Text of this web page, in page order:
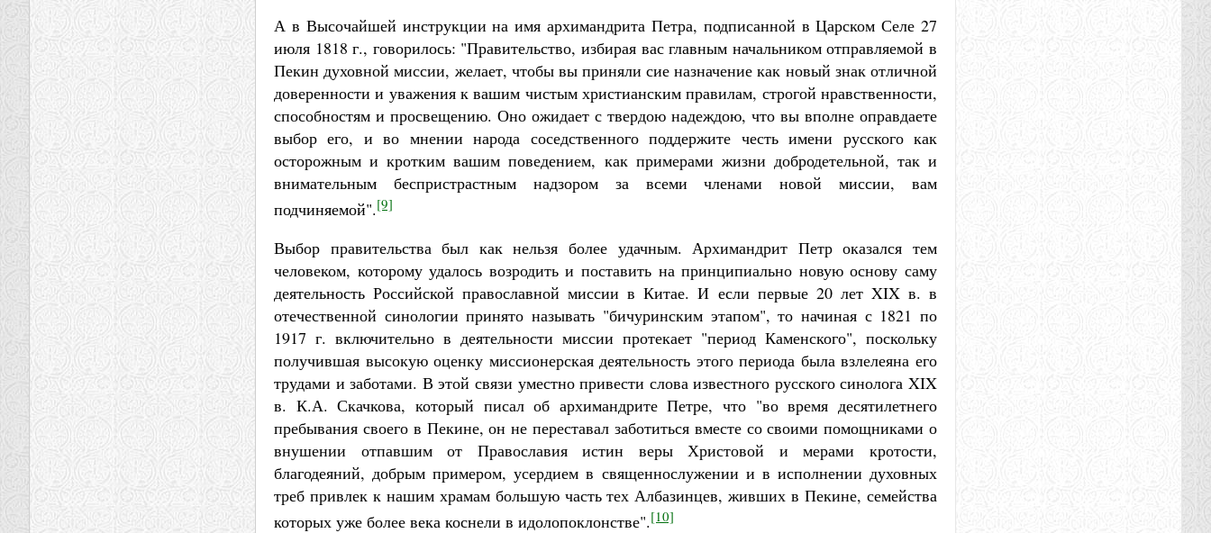
А в Высочайшей инструкции на имя архимандрита Петра, подписанной в Царском Селе 27
июля 1818 г., говорилось: "Правительство, избирая вас главным начальником отправляемой в
Пекин духовной миссии, желает, чтобы вы приняли сие назначение как новый знак отличной
доверенности и уважения к вашим чистым христианским правилам, строгой нравственности,
способностям и просвещению. Оно ожидает с твердою надеждою, что вы вполне оправдаете
выбор его, и во мнении народа соседственного поддержите честь имени русского как
осторожным и кротким вашим поведением, как примерами жизни добродетельной, так и
внимательным беспристрастным надзором за всеми членами новой миссии, вам
подчиняемой".[9]
Выбор правительства был как нельзя более удачным. Архимандрит Петр оказался тем
человеком, которому удалось возродить и поставить на принципиально новую основу саму
деятельность Российской православной миссии в Китае. И если первые 20 лет XIX в. в
отечественной синологии принято называть "бичуринским этапом", то начиная с 1821 по
1917 г. включительно в деятельности миссии протекает "период Каменского", поскольку
получившая высокую оценку миссионерская деятельность этого периода была взлелеяна его
трудами и заботами. В этой связи уместно привести слова известного русского синолога XIX
в. К.А. Скачкова, который писал об архимандрите Петре, что "во время десятилетнего
пребывания своего в Пекине, он не переставал заботиться вместе со своими помощниками о
внушении отпавшим от Православия истин веры Христовой и мерами кротости,
благодеяний, добрым примером, усердием в священнослужении и в исполнении духовных
треб привлек к нашим храмам большую часть тех Албазинцев, живших в Пекине, семейства
которых уже более века коснели в идолопоклонстве".[10]